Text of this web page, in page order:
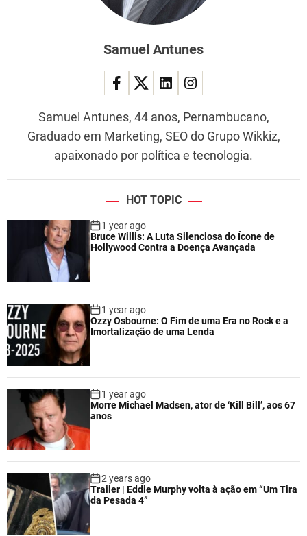
Samuel Antunes
Samuel Antunes, 44 anos, Pernambucano,
Graduado em Marketing, SEO do Grupo Wikkiz,
apaixonado por política e tecnologia.
HOT TOPIC
1 year ago
Bruce Willis: A Luta Silenciosa do Ícone de
Hollywood Contra a Doença Avançada
1 year ago
Ozzy Osbourne: O Fim de uma Era no Rock e a
Imortalização de uma Lenda
1 year ago
Morre Michael Madsen, ator de ‘Kill Bill’, aos 67
anos
2 years ago
Trailer | Eddie Murphy volta à ação em “Um Tira
da Pesada 4”